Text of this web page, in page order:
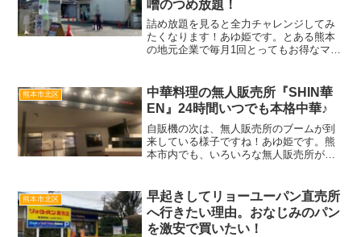
噌のつめ放題！
詰め放題を見ると全力チャレンジしてみ
たくなります！あゆ姫です。とある熊本
の地元企業で毎月1回とってもお得なマル
介します。ある日、私が朝から向かった
場所は、熊本市北区楠野...
熊本市北区
中華料理の無人販売所『SHIN華
EN』24時間いつでも本格中華♪
自販機の次は、無人販売所のブームが到
来している様子ですね！あゆ姫です。熊
本市内でも、いろいろな無人販売所が
い物に行ってきました。今回訪問したの
は熊本市北区植木町中華...
熊本市北区
早起きしてリョーユーパン直売所
へ行きたい理由。おなじみのパン
を激安で買いたい！